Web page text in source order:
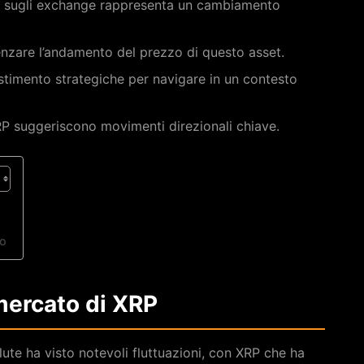
exchange rappresenta un cambiamento
l’andamento del prezzo di questo asset.
strategiche per navigare in un contesto
suggeriscono movimenti direzionali chiave.
di XRP
ha visto notevoli fluttuazioni, con XRP che ha